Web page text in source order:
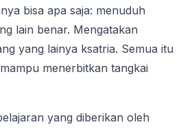
bisa apa saja: menuduh
lain benar. Mengatakan
yang lainya ksatria. Semua itu
menerbitkan tangkai
yang diberikan oleh